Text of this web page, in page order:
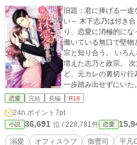
旧題：君に捧げる一
い～ 木下志乃は付き合っていた彼氏を妹に奪われた過去があ
り、恋愛に消極的に
働いている無口で堅物
宗と知り合う。 いろ
増えた志乃と政宗。
ど、元カレの裏切り
一歩踏み出せずにいた
る」と言って政宗は一
曹司だと知った志乃。
ない志乃はショック
恋愛 完結 長編 R18
24h.ポイント 7pt
小説 36,691 位 / 228,781件 恋愛
溺愛 オフィスラブ 御曹司 平凡